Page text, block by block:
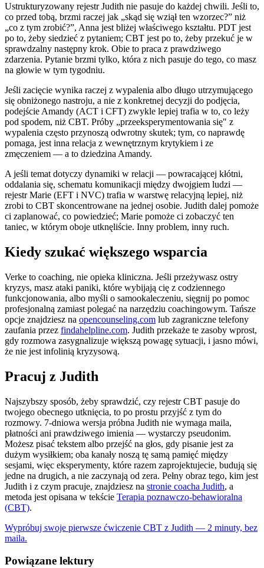
Ustrukturyzowany rejestr Judith nie pasuje do każdej chwili. Jeśli to,
co przed tobą, brzmi raczej jak „skąd się wziął ten wzorzec?” niż
„co z tym zrobić?”, Anna jest bliżej właściwego kształtu. PDT jest
po to, żeby siedzieć z pytaniem; CBT jest po to, żeby przekuć je w
sprawdzalny następny krok. Obie to praca z prawdziwego
zdarzenia. Pytanie brzmi tylko, która z nich pasuje do tego, co masz
na głowie w tym tygodniu.
Jeśli zacięcie wynika raczej z wypalenia albo długo utrzymującego
się obniżonego nastroju, a nie z konkretnej decyzji do podjęcia,
podejście Amandy (ACT i CFT) zwykle lepiej trafia w to, co leży
pod spodem, niż CBT. Próby „przeeksperymentowania się" z
wypalenia często przynoszą odwrotny skutek; tym, co naprawdę
pomaga, jest inna relacja z wewnętrznym krytykiem i ze
zmęczeniem — a to dziedzina Amandy.
A jeśli temat dotyczy dynamiki w relacji — powracającej kłótni,
oddalania się, schematu komunikacji między dwojgiem ludzi —
rejestr Marie (EFT i NVC) trafia w warstwę relacyjną lepiej, niż
zrobi to CBT skoncentrowane na jednej osobie. Judith dalej pomoże
ci zaplanować, co powiedzieć; Marie pomoże ci zobaczyć ten
taniec, w którym oboje utknęliście. Inny problem, inny ruch.
Kiedy szukać większego wsparcia
Verke to coaching, nie opieka kliniczna. Jeśli przeżywasz ostry
kryzys, masz ataki paniki, które wybijają cię z codziennego
funkcjonowania, albo myśli o samookaleczeniu, sięgnij po pomoc
profesjonalną zamiast polegać na narzędziu coachingowym. Tańsze
opcje znajdziesz na opencounseling.com lub zagraniczne telefony
zaufania przez findahelpline.com. Judith przekaże te zasoby wprost,
gdy rozmowa zasygnalizuje większą powagę sytuacji, i jasno mówi,
że nie jest infolinią kryzysową.
Pracuj z Judith
Najszybszy sposób, żeby sprawdzić, czy rejestr CBT pasuje do
twojego obecnego utknięcia, to po prostu przyjść z tym do
rozmowy. 7-dniowa wersja próbna Judith nie wymaga maila,
płatności ani prawdziwego imienia — wystarczy pseudonim.
Możesz pisać tekstem albo przejść na głos, gdy pisanie jest za
dużym wysiłkiem; oba kanały noszą tę samą pamięć między
sesjami, więc eksperymenty, które razem zaprojektujecie, budują się
jedne na drugich, a nie zaczynają od zera. Pełny obraz tego, kim jest
Judith i z czym pracuje, znajdziesz na stronie coacha Judith, a
metoda jest opisana w tekście Terapia poznawczo-behawioralna
(CBT).
Wypróbuj swoje pierwsze ćwiczenie CBT z Judith — 2 minuty, bez
maila.
Powiązane lektury